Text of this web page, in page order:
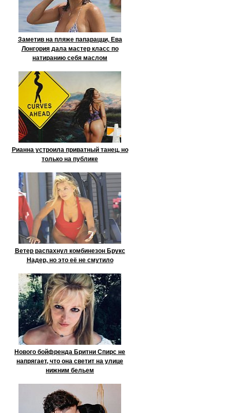
Заметив на пляже папарацци, Ева
Лонгория дала мастер класс по
натиранию себя маслом
Рианна устроила приватный танец, но
только на публике
Ветер распахнул комбинезон Брукс
Надер, но это её не смутило
Нового бойфренда Бритни Спирс не
напрягает, что она светит на улице
нижним бельем